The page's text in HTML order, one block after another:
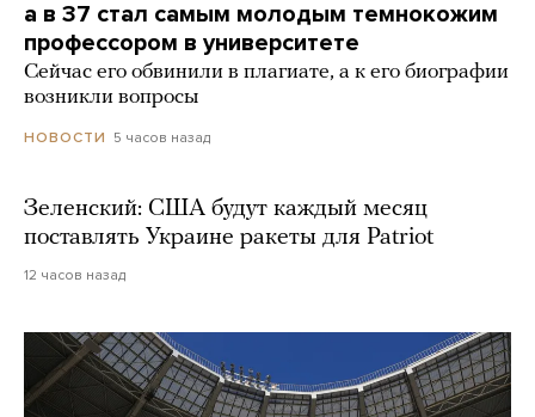
а в 37 стал самым молодым темнокожим
профессором в университете
Сейчас его обвинили в плагиате, а к его биографии
возникли вопросы
НОВОСТИ 5 часов назад
Зеленский: США будут каждый месяц
поставлять Украине ракеты для Patriot
12 часов назад